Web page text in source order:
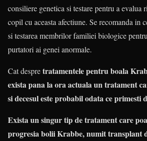
consiliere genetica si testare pentru a evalua
copil cu aceasta afectiune. Se recomanda in
si testarea membrilor familiei biologice
purtatori ai genei anormale.
Cat despretratamentele pentru boala
exista pana la ora actuala un tratament
si decesul este probabil odata ce primesti
Exista un singur tip de tratament care
progresia bolii Krabbe, numit transplant